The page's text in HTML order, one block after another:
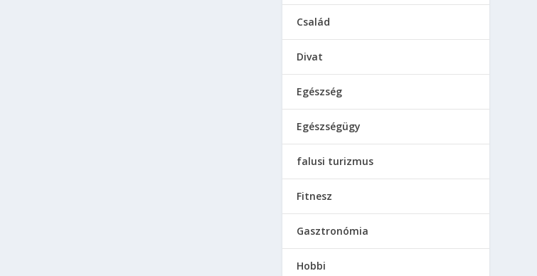
Család
Divat
Egészség
Egészségügy
falusi turizmus
Fitnesz
Gasztronómia
Hobbi